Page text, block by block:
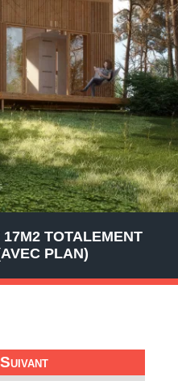
TOTALEMENT
PLAN)